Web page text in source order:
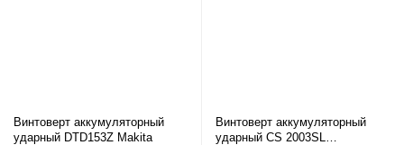
Винтоверт аккумуляторный
ударный DTD153Z Makita
Винтоверт аккумуляторный
ударный CS 2003SL